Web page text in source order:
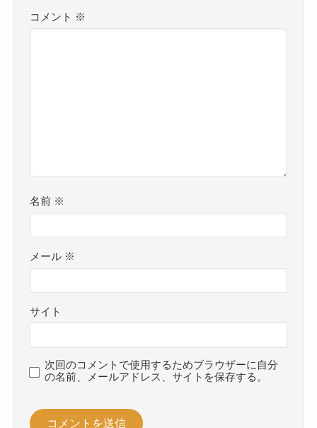
コメント ※
名前 ※
メール ※
サイト
次回のコメントで使用するためブラウザーに自分
の名前、メールアドレス、サイトを保存する。